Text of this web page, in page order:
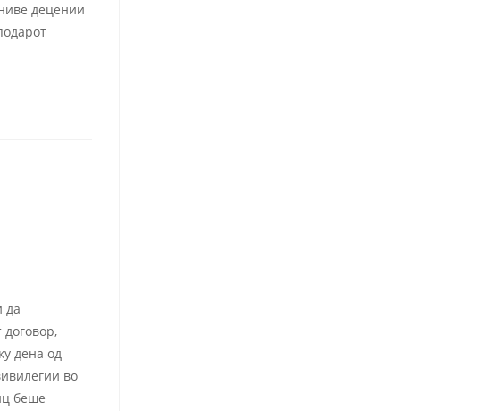
децении
да
дена од
во
беше